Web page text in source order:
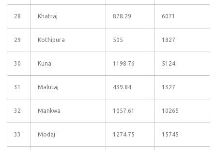
28 Khatraj 878.29 6071
29 Kothipura 505 1827
30 Kuna 1198.76 5124
31 Malutaj 439.84 1327
32 Mankwa 1057.61 10265
33 Modaj 1274.75 15745